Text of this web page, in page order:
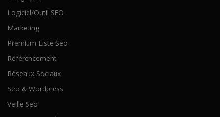
Logiciel/Outil SEO
Marketing
Premium Liste Seo
Référencement
Réseaux Sociaux
Seo & Wordpress
Veille Seo